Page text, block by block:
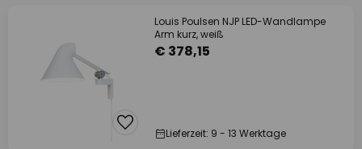
Louis Poulsen NJP LED-Wandlampe
Arm kurz, weiß
€ 378,15
Lieferzeit: 9 - 13 Werktage